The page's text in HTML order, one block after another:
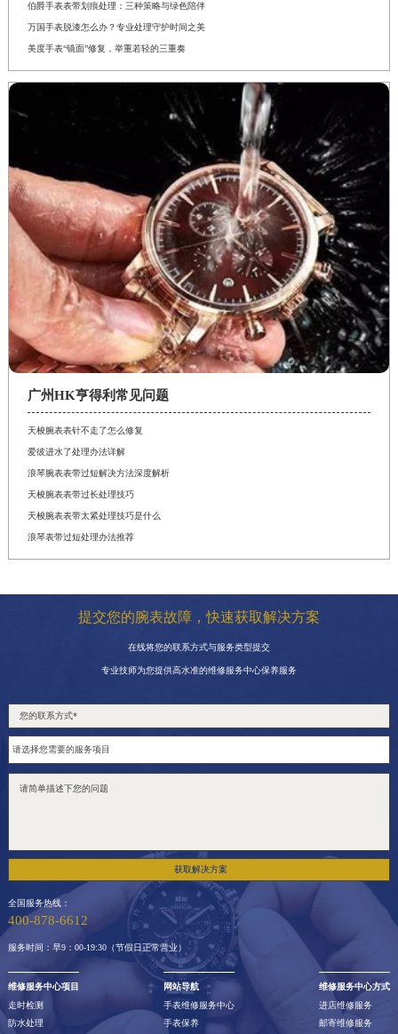
伯爵手表表带划痕处理：三种策略与绿色陪伴
万国手表脱漆怎么办？专业处理守护时间之美
美度手表“镜面”修复，举重若轻的三重奏
广州HK亨得利常见问题
天梭腕表表针不走了怎么修复
爱彼进水了处理办法详解
浪琴腕表表带过短解决方法深度解析
天梭腕表表带过长处理技巧
天梭腕表表带太紧处理技巧是什么
浪琴表带过短处理办法推荐
提交您的腕表故障，快速获取解决方案
在线将您的联系方式与服务类型提交
专业技师为您提供高水准的维修服务中心保养服务
获取解决方案
全国服务热线：
400-878-6612
服务时间：早9：00-19:30（节假日正常营业）
维修服务中心项目
走时检测
防水处理
网站导航
手表维修服务中心
手表保养
维修服务中心方式
进店维修服务
邮寄维修服务